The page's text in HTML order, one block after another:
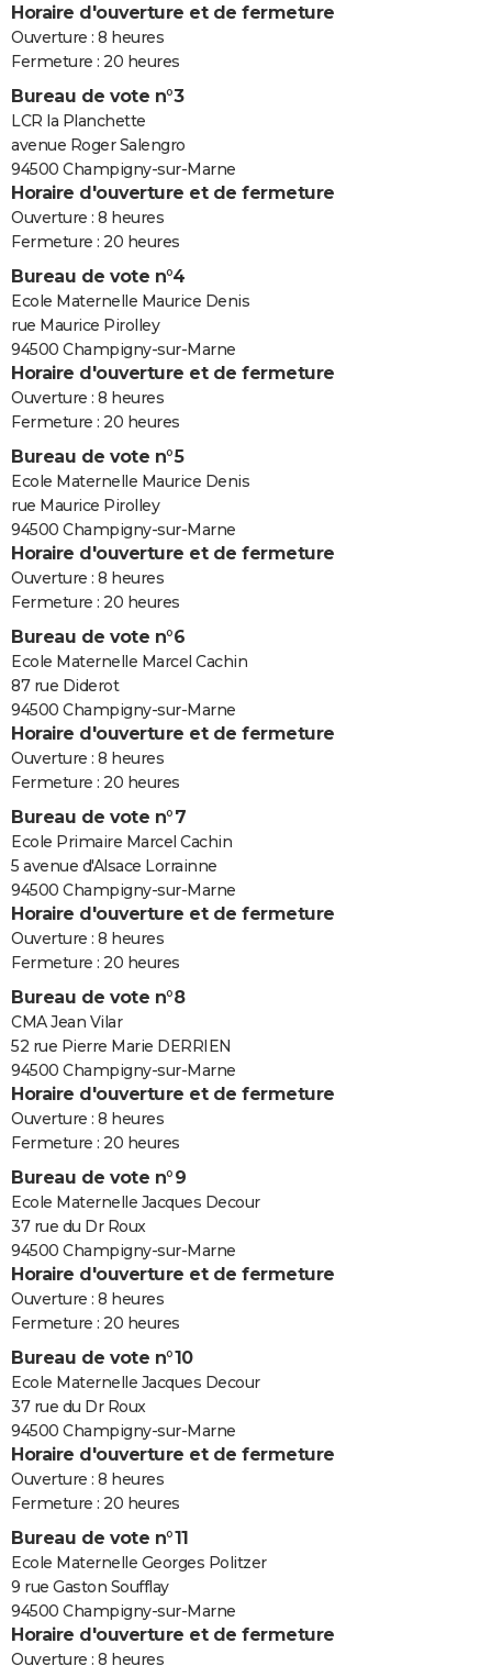
Horaire d'ouverture et de fermeture
Ouverture : 8 heures
Fermeture : 20 heures
Bureau de vote n°3
LCR la Planchette
avenue Roger Salengro
94500 Champigny-sur-Marne
Horaire d'ouverture et de fermeture
Ouverture : 8 heures
Fermeture : 20 heures
Bureau de vote n°4
Ecole Maternelle Maurice Denis
rue Maurice Pirolley
94500 Champigny-sur-Marne
Horaire d'ouverture et de fermeture
Ouverture : 8 heures
Fermeture : 20 heures
Bureau de vote n°5
Ecole Maternelle Maurice Denis
rue Maurice Pirolley
94500 Champigny-sur-Marne
Horaire d'ouverture et de fermeture
Ouverture : 8 heures
Fermeture : 20 heures
Bureau de vote n°6
Ecole Maternelle Marcel Cachin
87 rue Diderot
94500 Champigny-sur-Marne
Horaire d'ouverture et de fermeture
Ouverture : 8 heures
Fermeture : 20 heures
Bureau de vote n°7
Ecole Primaire Marcel Cachin
5 avenue d'Alsace Lorrainne
94500 Champigny-sur-Marne
Horaire d'ouverture et de fermeture
Ouverture : 8 heures
Fermeture : 20 heures
Bureau de vote n°8
CMA Jean Vilar
52 rue Pierre Marie DERRIEN
94500 Champigny-sur-Marne
Horaire d'ouverture et de fermeture
Ouverture : 8 heures
Fermeture : 20 heures
Bureau de vote n°9
Ecole Maternelle Jacques Decour
37 rue du Dr Roux
94500 Champigny-sur-Marne
Horaire d'ouverture et de fermeture
Ouverture : 8 heures
Fermeture : 20 heures
Bureau de vote n°10
Ecole Maternelle Jacques Decour
37 rue du Dr Roux
94500 Champigny-sur-Marne
Horaire d'ouverture et de fermeture
Ouverture : 8 heures
Fermeture : 20 heures
Bureau de vote n°11
Ecole Maternelle Georges Politzer
9 rue Gaston Soufflay
94500 Champigny-sur-Marne
Horaire d'ouverture et de fermeture
Ouverture : 8 heures